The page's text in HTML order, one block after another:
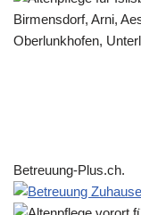
Betreuung-Plus.ch.